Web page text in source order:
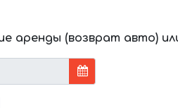
аренды (возврат авто)